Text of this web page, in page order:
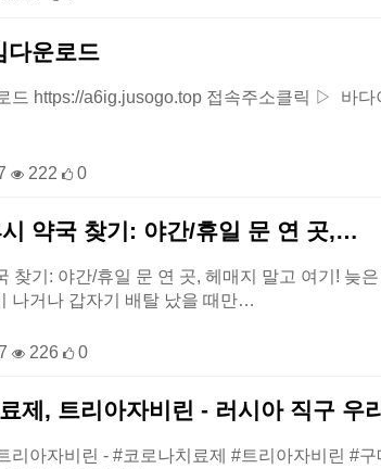
다운로드
드 https://a6ig.jusogo.top 접속주소클릭 ▷ 바
222 0
약국 찾기: 야간/휴일 문 연 곳,…
찾기: 야간/휴일 문 연 곳, 헤매지 말고 여기! 늦
나거나 갑자기 배탈 났을 때만…
226 0
제, 트리아자비린 - 러시아 직구 우
리아자비린 - #코로나치료제 #트리아자비린 #